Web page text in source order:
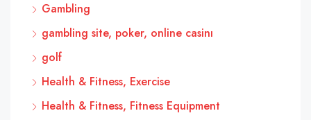
Gambling
gambling site, poker, online casinı
golf
Health & Fitness, Exercise
Health & Fitness, Fitness Equipment